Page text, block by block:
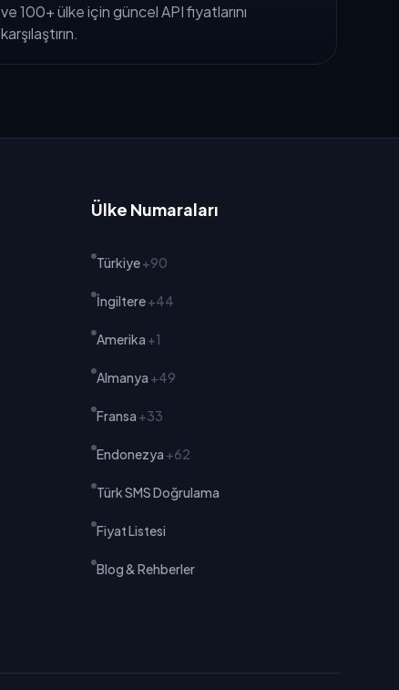
ve 100+ ülke için güncel API fiyatlarını
karşılaştırın.
Ülke Numaraları
Türkiye+90
İngiltere+44
Amerika +1
Almanya +49
Fransa +33
Endonezya +62
Türk SMS Doğrulama
Fiyat Listesi
Blog & Rehberler